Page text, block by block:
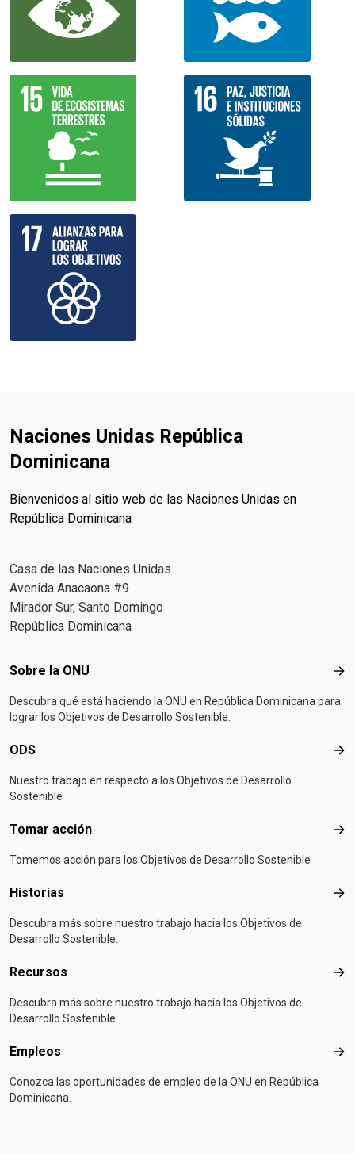
Naciones Unidas República
Dominicana
Bienvenidos al sitio web de las Naciones Unidas en
República Dominicana
Casa de las Naciones Unidas
Avenida Anacaona #9
Mirador Sur, Santo Domingo
República Dominicana
Footer menu
Sobre la ONU
Descubra qué está haciendo la ONU en República Dominicana para
lograr los Objetivos de Desarrollo Sostenible.
ODS
Nuestro trabajo en respecto a los Objetivos de Desarrollo
Sostenible
Tomar acción
Tomemos acción para los Objetivos de Desarrollo Sostenible
Historias
Descubra más sobre nuestro trabajo hacia los Objetivos de
Desarrollo Sostenible.
Recursos
Descubra más sobre nuestro trabajo hacia los Objetivos de
Desarrollo Sostenible.
Empleos
Conozca las oportunidades de empleo de la ONU en República
Dominicana.